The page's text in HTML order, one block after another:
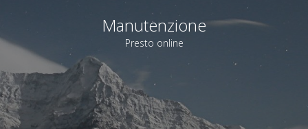
Manutenzione
Presto online